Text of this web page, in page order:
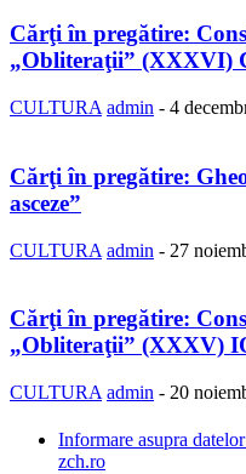
Cărţi în pregătire:
„Obliteraţii” (XXXVI)
CULTURA admin - 4
Cărţi în pregătire:
asceze”
CULTURA admin - 27
Cărţi în pregătire:
„Obliteraţii” (XXXV)
CULTURA admin - 20
Informare asupra
zch.ro